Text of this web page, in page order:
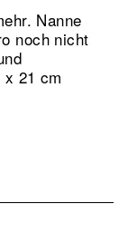
Nanne
noch nicht
21 cm